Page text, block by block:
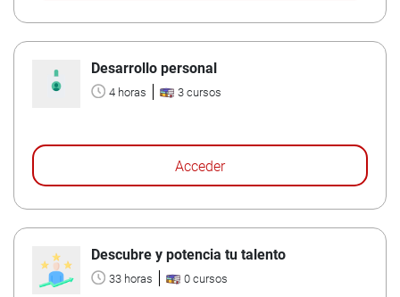
Desarrollo personal
4 horas 3 cursos
Acceder
Descubre y potencia tu talento
33 horas 0 cursos